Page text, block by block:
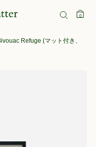
0
Refuge (マット付き、